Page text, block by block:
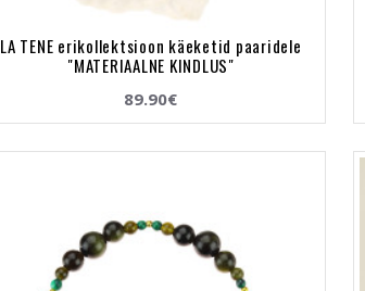
LA TENE erikollektsioon käeketid paaridele
"MATERIAALNE KINDLUS"
89.90€